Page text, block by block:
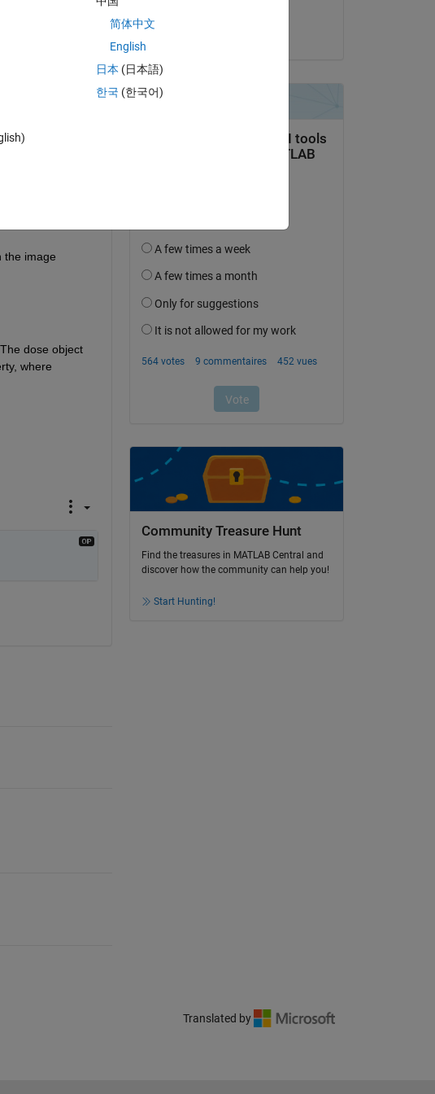
à cette question.
the image
dose object
where
Community Treasure Hunt
Find the treasures in MATLAB Central and
discover how the community can help you!
Start Hunting!
Translated by
简体中文
English
日本 (日本語)
한국 (한국어)